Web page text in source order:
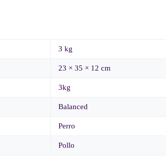
3 kg
23 × 35 × 12 cm
3kg
Balanced
Perro
Pollo